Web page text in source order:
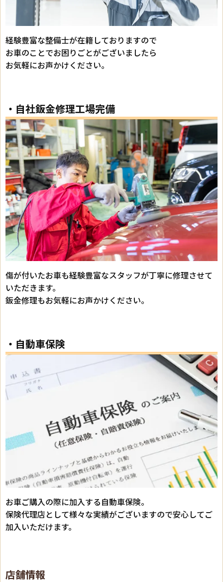
経験豊富な整備士が在籍しておりますので
お車のことでお困りごとがございましたら
お気軽にお声かけください。
・自社鈑金修理工場完備
傷が付いたお車も経験豊富なスタッフが丁寧に修理させて
いただきます。
鈑金修理もお気軽にお声かけください。
・自動車保険
お車ご購入の際に加入する自動車保険。
保険代理店として様々な実績がございますので安心してご
加入いただけます。
店舗情報